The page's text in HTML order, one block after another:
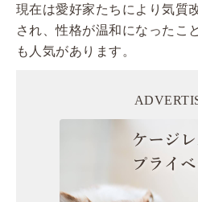
現在は愛好家たちにより気質
され、性格が温和になったこ
も人気があります。